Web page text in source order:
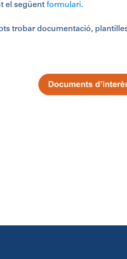
el següent formulari.
trobar documentació,